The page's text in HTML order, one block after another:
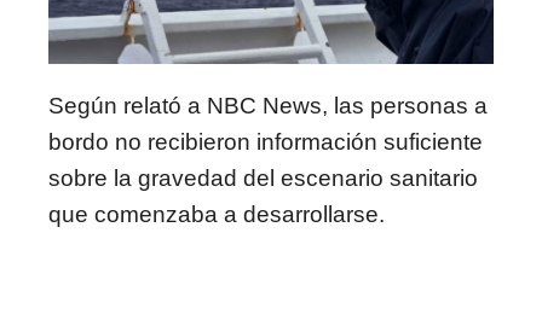
Según relató a NBC News, las personas a
bordo no recibieron información suficiente
sobre la gravedad del escenario sanitario
que comenzaba a desarrollarse.